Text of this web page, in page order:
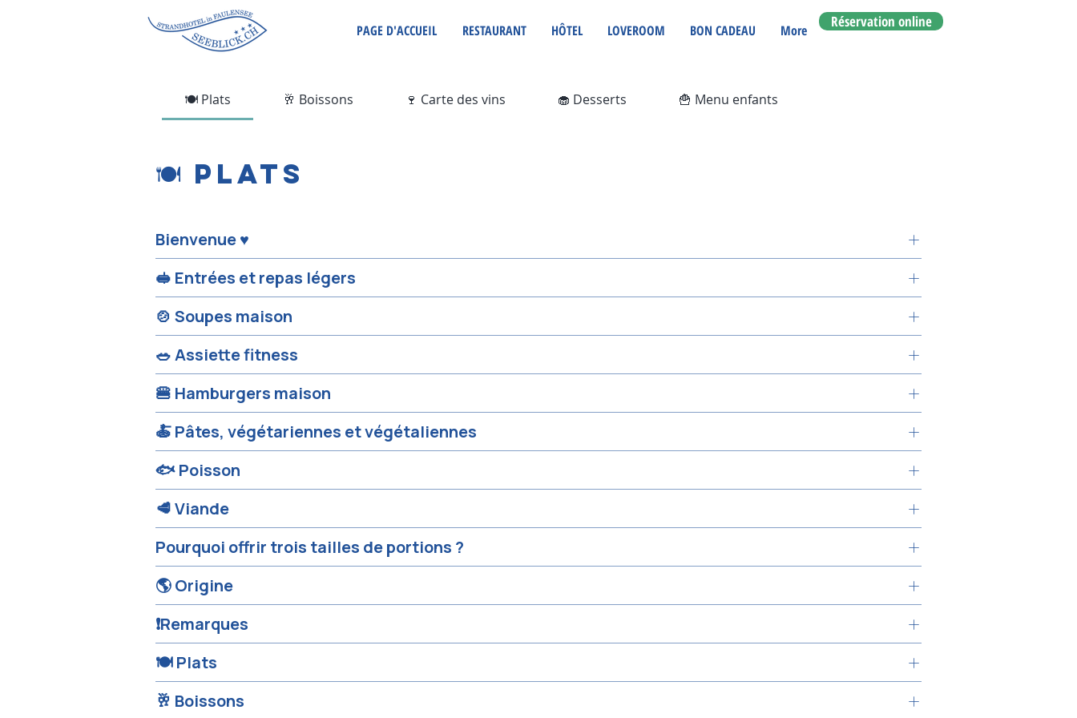
PAGE D'ACCUEIL RESTAURANT HÔTEL LOVEROOM BON CADEAU More Réservation online
🍽️ Plats 🥂 Boissons 🍷 Carte des vins 🧁 Desserts 🍟 Menu enfants
🍽️ Plats
Bienvenue ♥️
🥪 Entrées et repas légers
🍲 Soupes maison
🥗 Assiette fitness
🍔 Hamburgers maison
🍝 Pâtes, végétariennes et végétaliennes
🐟 Poisson
🥩 Viande
Pourquoi offrir trois tailles de portions ?
🌎 Origine
❗Remarques
🍽️ Plats
🥂 Boissons